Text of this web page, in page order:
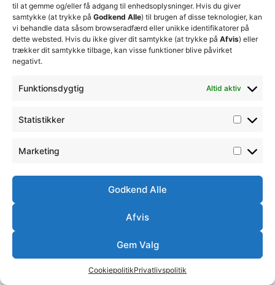
til at gemme og/eller få adgang til enhedsoplysninger. Hvis du giver
samtykke (at trykke på Godkend Alle) til brugen af disse teknologier, kan
vi behandle data såsom browseradfærd eller unikke identifikatorer på
dette websted. Hvis du ikke giver dit samtykke (at trykke på Afvis) eller
trækker dit samtykke tilbage, kan visse funktioner blive påvirket
negativt.
Funktionsdygtig Altid aktiv
Statistikker
Marketing
Godkend Alle
Afvis
Gem Valg
CookiepolitikPrivatlivspolitik